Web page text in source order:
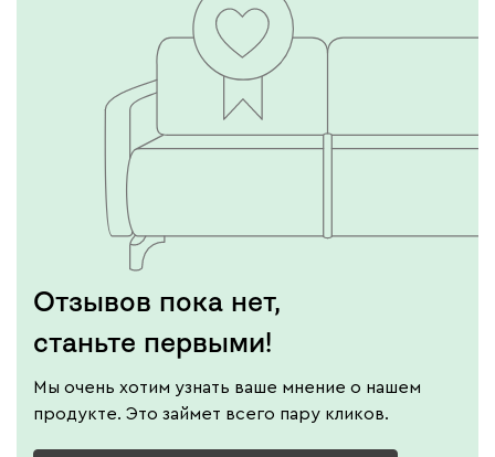
Отзывов пока нет,
станьте первыми!
Мы очень хотим узнать ваше мнение о нашем
продукте. Это займет всего пару кликов.